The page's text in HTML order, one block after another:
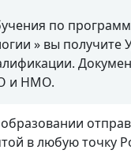
по
» вы получите
и НМО.
в любую точку